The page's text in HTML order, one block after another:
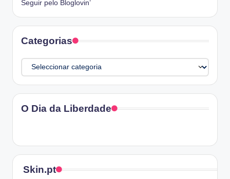
Seguir pelo Bloglovin’
Categorias
Categorias
O Dia da Liberdade
Skin.pt